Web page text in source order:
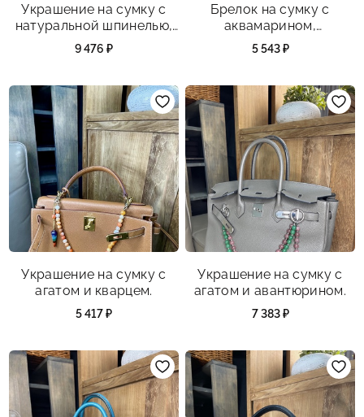
Украшение на сумку с
натуральной шпинелью,
перламутром и жемчугом
9 476 ₽
Брелок на сумку с
аквамарином,
культивированным
жемчугом и
5 543 ₽
Украшение на сумку с
агатом и кварцем.
5 417 ₽
Украшение на сумку с
агатом и авантюрином.
7 383 ₽